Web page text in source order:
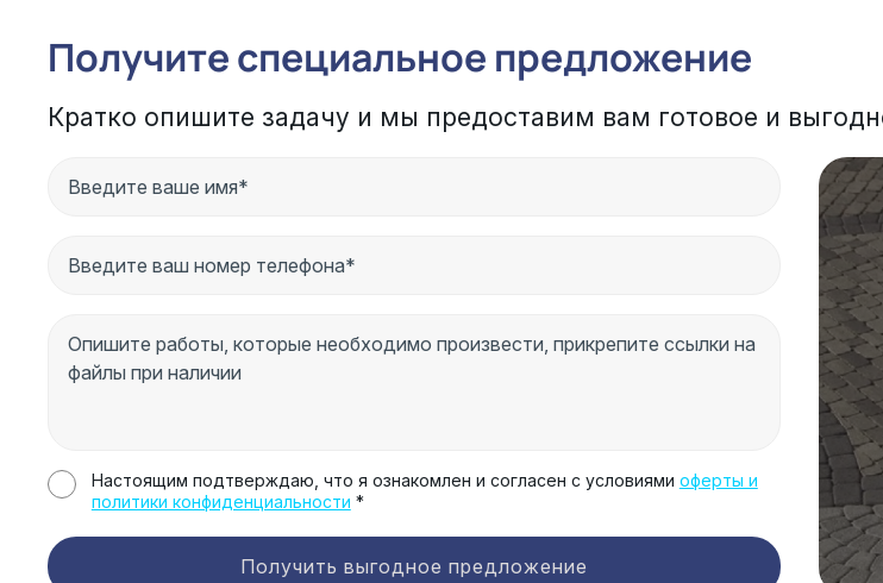
Получите специальное предложение
Кратко опишите задачу и мы предоставим вам готовое и
Настоящим подтверждаю, что я ознакомлен и согласен с условиями оферты и
политики конфиденциальности *
Получить выгодное предложение